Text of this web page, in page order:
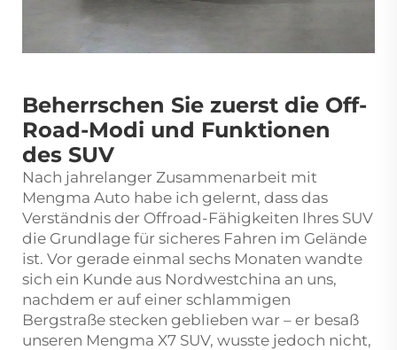
Beherrschen Sie zuerst die Off-
Road-Modi und Funktionen
des SUV
Nach jahrelanger Zusammenarbeit mit
Mengma Auto habe ich gelernt, dass das
Verständnis der Offroad-Fähigkeiten Ihres SUV
die Grundlage für sicheres Fahren im Gelände
ist. Vor gerade einmal sechs Monaten wandte
sich ein Kunde aus Nordwestchina an uns,
nachdem er auf einer schlammigen
Bergstraße stecken geblieben war – er besaß
unseren Mengma X7 SUV, wusste jedoch nicht,